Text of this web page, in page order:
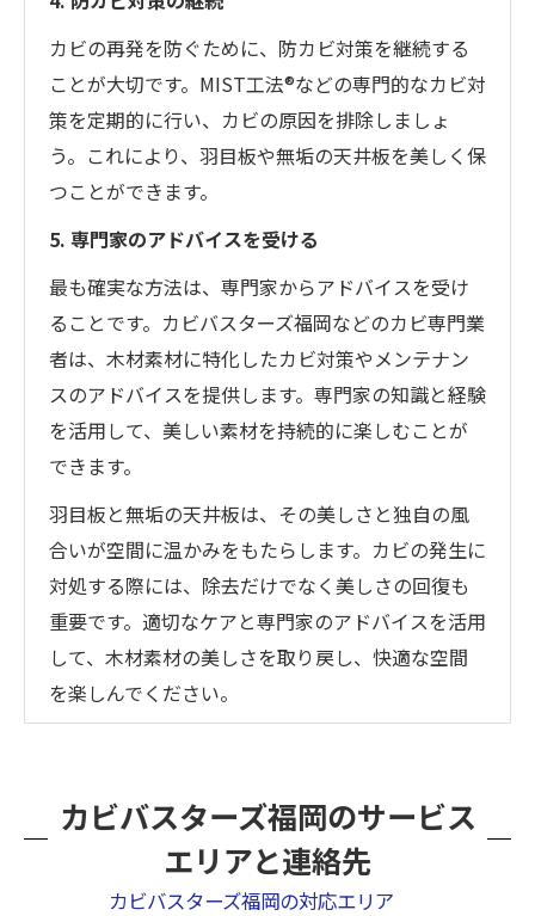
カビの再発を防ぐために、防カビ対策を継続する
ことが大切です。MIST工法®などの専門的なカビ対
策を定期的に行い、カビの原因を排除しましょ
う。これにより、羽目板や無垢の天井板を美しく保
つことができます。
5. 専門家のアドバイスを受ける
最も確実な方法は、専門家からアドバイスを受け
ることです。カビバスターズ福岡などのカビ専門業
者は、木材素材に特化したカビ対策やメンテナン
スのアドバイスを提供します。専門家の知識と経験
を活用して、美しい素材を持続的に楽しむことが
できます。
羽目板と無垢の天井板は、その美しさと独自の風
合いが空間に温かみをもたらします。カビの発生に
対処する際には、除去だけでなく美しさの回復も
重要です。適切なケアと専門家のアドバイスを活用
して、木材素材の美しさを取り戻し、快適な空間
を楽しんでください。
カビバスターズ福岡のサービス
エリアと連絡先
カビバスターズ福岡の対応エリア